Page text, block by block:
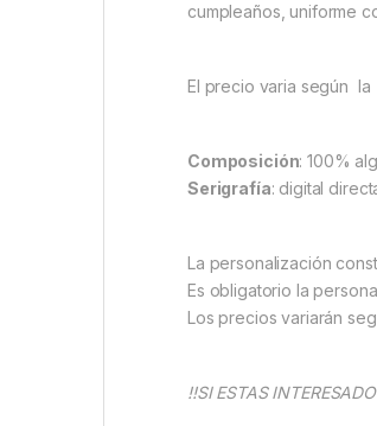
cumpleaños, uniforme
El precio varia según
Composición: 100%
Serigrafía: digital
La personalización
Es obligatorio la
Los precios variarán
!!SI ESTAS